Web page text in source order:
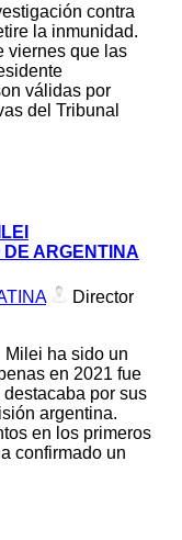
contra
la inmunidad.
viernes que las
válidas por
del Tribunal
DE ARGENTINA
Director
ha sido un
en 2021 fue
por sus
argentina.
en los primeros
confirmado un